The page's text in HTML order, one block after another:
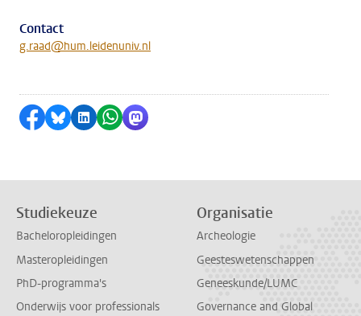
Contact
g.raad@hum.leidenuniv.nl
Delen op Facebook
Delen via Bluesky
Delen op LinkedIn
Delen via WhatsApp
Delen via Mastodon
Studiekeuze
Bacheloropleidingen
Masteropleidingen
PhD-programma's
Onderwijs voor professionals
Organisatie
Archeologie
Geesteswetenschappen
Geneeskunde/LUMC
Governance and Global